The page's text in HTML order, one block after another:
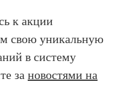
к акции
свою уникальную
в систему
за новостями на